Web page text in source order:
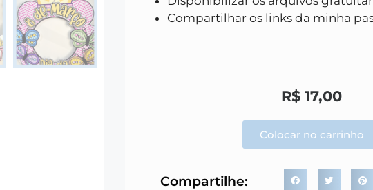
Compartilhar os links da minha
R$17,00
Colocar no carrinho
Compartilhe: